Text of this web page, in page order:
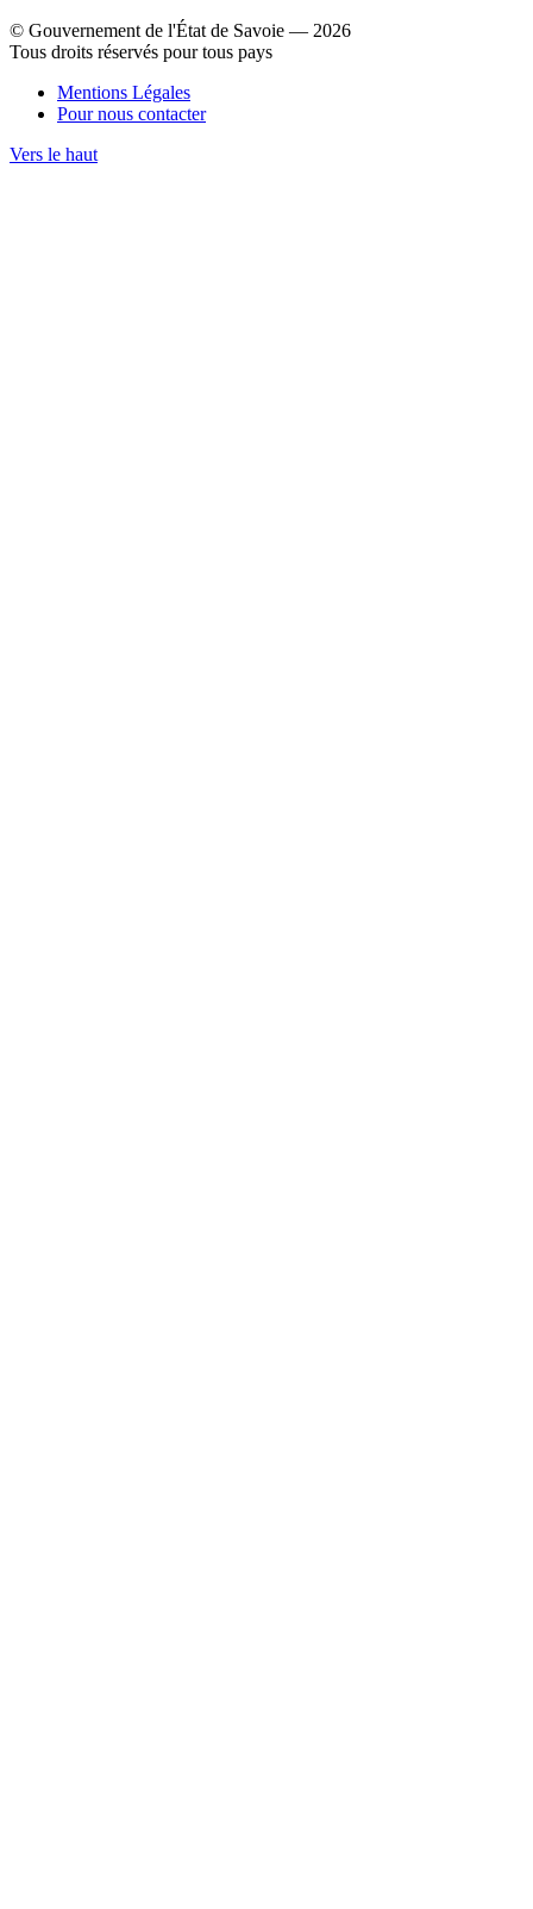
© Gouvernement de l'État de Savoie ― 2026
Tous droits réservés pour tous pays
Mentions Légales
Pour nous contacter
Vers le haut